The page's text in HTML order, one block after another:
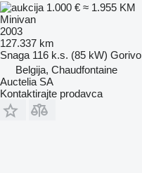
1.000 € ≈ 1.955 KM
Minivan
2003
127.337 km
Snaga 116 k.s. (85 kW) Gorivo
Belgija, Chaudfontaine
Auctelia SA
Kontaktirajte prodavca